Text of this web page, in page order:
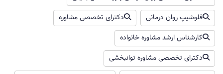
فلوشیپ روان‌ درمانی
دکترای تخصصی مشاوره
کارشناس ارشد مشاوره خانواده
دکترای تخصصی مشاوره توانبخشی